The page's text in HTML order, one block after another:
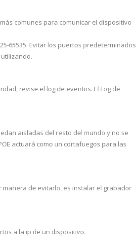
comunes para comunicar el dispositivo
65535. Evitar los puertos predeterminados
revise el log de eventos. El Log de
aisladas del resto del mundo y no se
actuará como un cortafuegos para las
de evitarlo, es instalar el grabador
a la ip de un dispositivo.